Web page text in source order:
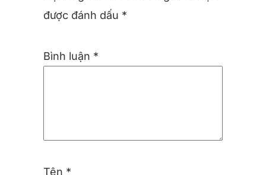
được đánh dấu *
Bình luận *
Tên *